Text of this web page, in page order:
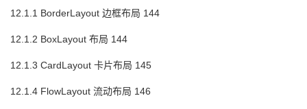
12.1.1 BorderLayout 边框布局 144
12.1.2 BoxLayout 布局 144
12.1.3 CardLayout 卡片布局 145
12.1.4 FlowLayout 流动布局 146